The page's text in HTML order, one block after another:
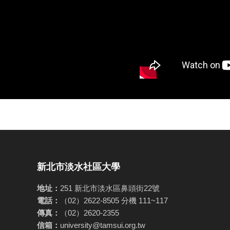
新北市淡水社區大學
地址： 251 新北市淡水區鼻頭街22號
電話：
（02）2622-8505 分機 111~117
傳真：
（02）2620-2355
信箱： university@tamsui.org.tw